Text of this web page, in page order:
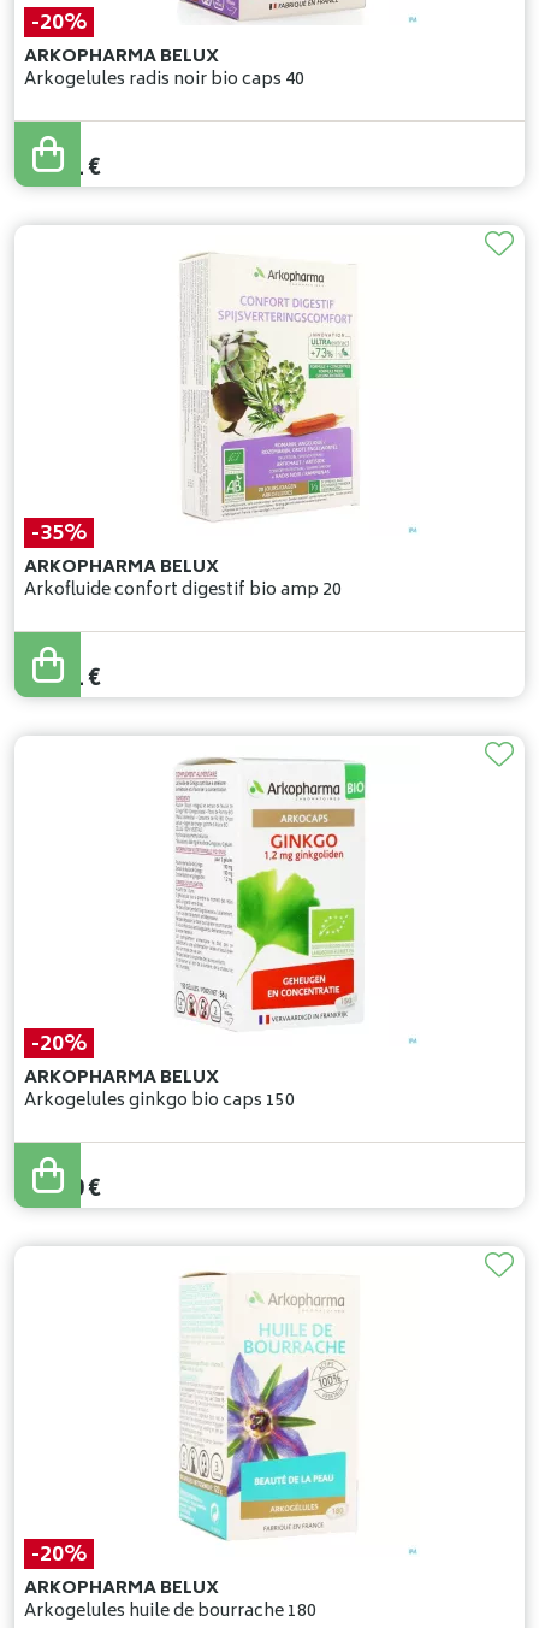
-20%
ARKOPHARMA BELUX
Arkogelules radis noir bio caps 40
13,76
11,01€
-35%
ARKOPHARMA BELUX
Arkofluide confort digestif bio amp 20
20,79
13,51€
-20%
ARKOPHARMA BELUX
Arkogelules ginkgo bio caps 150
35,00
28,00€
-20%
ARKOPHARMA BELUX
Arkogelules huile de bourrache 180